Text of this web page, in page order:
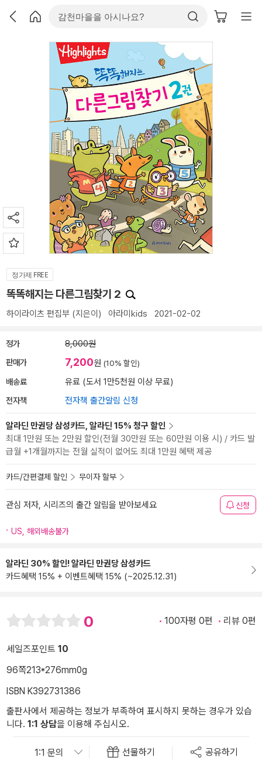
정가제 FREE
똑똑해지는 다른그림찾기 2
하이라이츠 편집부 (지은이) 아라미kids 2021-02-02
정가 8,000원
판매가 7,200원 (10% 할인)
배송료 유료 (도서 1만5천원 이상 무료)
전자책 전자책 출간알림 신청
알라딘 만권당 삼성카드, 알라딘 15% 청구 할인
최대 1만원 또는 2만원 할인(전월 30만원 또는 60만원 이용 시) / 카드 발
급월 +1개월까지는 전월 실적이 없어도 최대 1만원 혜택 제공
카드/간편결제 할인 무이자 할부
관심 저자, 시리즈의 출간 알림을 받아보세요 신청
US, 해외배송불가
알라딘 30% 할인! 알라딘 만권당 삼성카드
카드혜택 15% + 이벤트혜택 15% (~2025.12.31)
0 100자평 0편 리뷰 0편
세일즈포인트 10
96쪽213*276mm0g
ISBN K392731386
출판사에서 제공하는 정보가 부족하여 표시하지 못하는 경우가 있습
니다. 1:1 상담을 이용해 주십시오.
선물하기 공유하기